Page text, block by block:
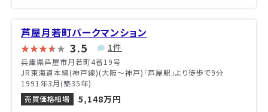
芦屋月若町パークマンション
3.5 1件
兵庫県芦屋市月若町4番19号
JR東海道本線(神戸線)(大阪～神戸)「芦屋駅」より徒歩で9分
1991年3月(築35年)
売買価格相場
5,148万円